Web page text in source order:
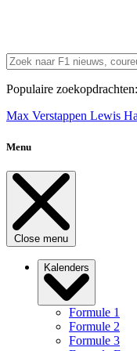
Populaire zoekopdrachten:
Max Verstappen Lewis
Menu
Close menu
Kalenders
Formule 1
Formule 2
Formule 3